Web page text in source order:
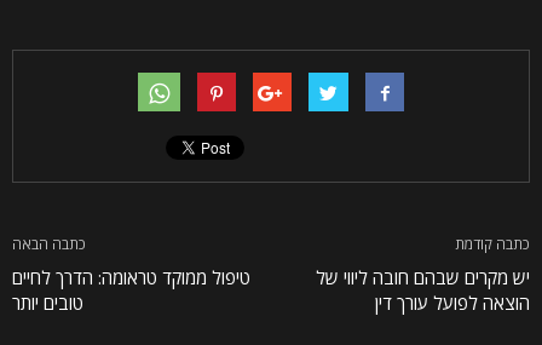
כתבה קודמת
יש מקרים שבהם חובה ליווי של
הוצאה לפועל עורך דין
כתבה הבאה
טיפול ממוקד טראומה: הדרך לחיים
טובים יותר